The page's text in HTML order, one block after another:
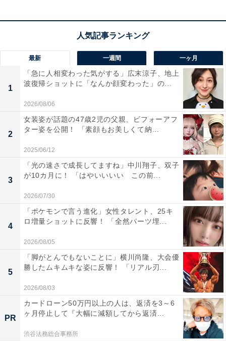
最新 一週間 一ヶ月
1
「急に人相変わった気がする」広末涼子、地上
波復帰ショットに「なんか顔変わった」の...
2026/08/06
2
女装姿が話題の47歳2児の父親、ビフォーアフ
ター姿を公開！ 「素顔もお美しくて納...
2025/06/12
3
「光の速さで成長してますね」中川翔子、双子
が10カ月に！ 「はやいいいい この前...
2026/07/30
4
「ポケモンで言う進化」女性タレント、25キ
ロ増量ショットに反響！ 「全然パーツ埋...
2026/08/05
5
「脚がとんでもないことに」横川尚隆、大会優
勝したムキムキな姿に反響！ 「リアル刃...
2026/08/03
PR
カードローン50万円以上の人は、返済を3～6
ヶ月停止して『大幅に減額してから返済...
渋谷法務総合事務所